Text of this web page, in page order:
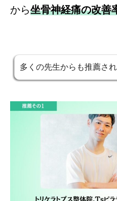
から坐骨神経痛の改善
多くの先生からも推薦され